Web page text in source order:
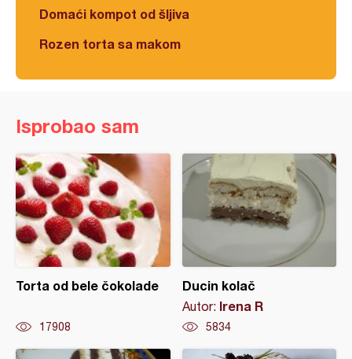
Domaći kompot od šljiva
Rozen torta sa makom
Isprobao sam
Torta od bele čokolade
17908
Ducin kolač
Autor: Irena R
5834